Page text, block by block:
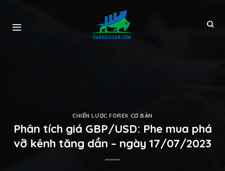
CHIẾN LƯỢC FOREX CƠ BẢN
Phân tích giá GBP/USD: Phe mua phá
vỡ kênh tăng dần – ngày 17/07/2023